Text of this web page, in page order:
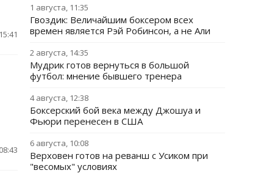
1 августа, 11:35
Гвоздик: Величайшим боксером всех
времен является Рэй Робинсон, а не Али
2 августа, 14:35
Мудрик готов вернуться в большой
футбол: мнение бывшего тренера
4 августа, 12:38
Боксерский бой века между Джошуа и
Фьюри перенесен в США
6 августа, 10:08
Верховен готов на реванш с Усиком при
"весомых" условиях